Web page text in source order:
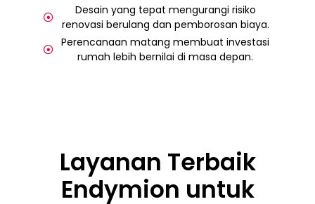
Desain yang tepat mengurangi risiko
renovasi berulang dan pemborosan biaya.
Perencanaan matang membuat investasi
rumah lebih bernilai di masa depan.
Layanan Terbaik
Endymion untuk